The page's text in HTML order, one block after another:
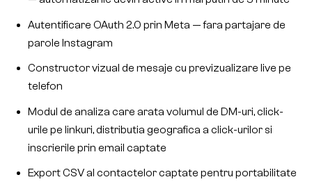
Autentificare OAuth 2.0 prin Meta — fara partajare de
parole Instagram
Constructor vizual de mesaje cu previzualizare live pe
telefon
Modul de analiza care arata volumul de DM-uri, click-
urile pe linkuri, distributia geografica a click-urilor si
inscrierile prin email captate
Export CSV al contactelor captate pentru portabilitate